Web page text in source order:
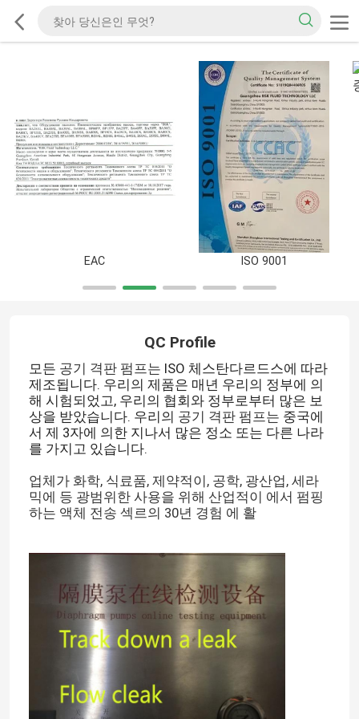
EAC ISO 9001
QC Profile
모든 공기 격판 펌프는 ISO 체스탄다르드스에 따라
제조됩니다. 우리의 제품은 매년 우리의 정부에 의
해 시험되었고, 우리의 협회와 정부로부터 많은 보
상을 받았습니다. 우리의 공기 격판 펌프는 중국에
서 제 3자에 의한 지나서 많은 정소 또는 다른 나라
를 가지고 있습니다.
업체가 화학, 식료품, 제약적이, 공학, 광산업, 세라
믹에 등 광범위한 사용을 위해 산업적이 에서 펌핑
하는 액체 전송 섹르의 30년 경험 에 활